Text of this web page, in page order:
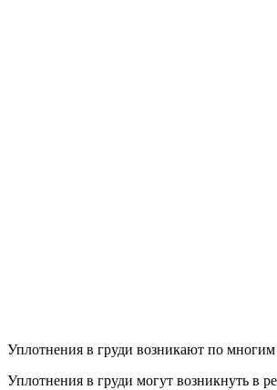
Уплотнения в груди возникают по
Уплотнения в груди могут возникнуть в